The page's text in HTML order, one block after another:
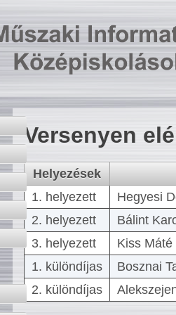
Versenyen
Helyezések
1. helyezett
Hegyesi
2. helyezett
Bálint
3. helyezett
Kiss
1. különdíjas
Bosznai
2. különdíjas